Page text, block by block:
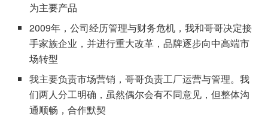
为主要产品
2009年，公司经历管理与财务危机，我和哥哥决定接
手家族企业，并进行重大改革，品牌逐步向中高端市
场转型
我主要负责市场营销，哥哥负责工厂运营与管理。我
们两人分工明确，虽然偶尔会有不同意见，但整体沟
通顺畅，合作默契